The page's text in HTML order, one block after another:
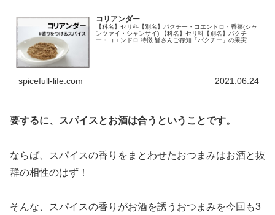
コリアンダー
【科名】セリ科【別名】パクチー・コエンドロ・香菜(シャ
ンツァイ・シャンサイ) 【科名】セリ科【別名】パクチ
ー・コエンドロ 特徴 皆さんご存知「パクチー」の果実を
spicefull-life.com 2021.06.24
要するに、スパイスとお酒は合うということです。
ならば、スパイスの香りをまとわせたおつまみはお酒と抜
群の相性のはず！
そんな、スパイスの香りがお酒を誘うおつまみを今回も3